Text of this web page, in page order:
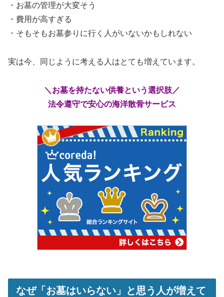
・お墓の管理が大変そう
・費用が高すぎる
・そもそもお墓参りに行く人がいないかもしれない
実は今、同じように考える人はとても増えています。
＼お墓を持たない供養という選択肢／
法令遵守で安心の海洋散骨サービス
なぜ「お墓はいらない」と思う人が増えて